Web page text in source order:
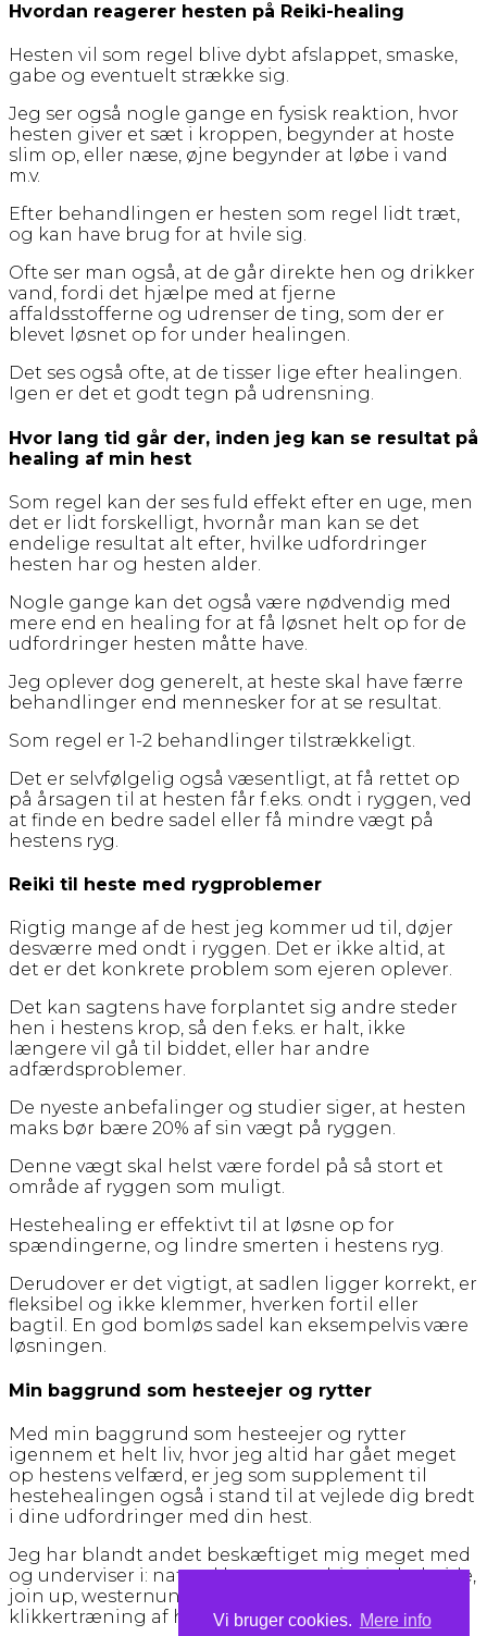
Vi bruger cookies. Mere info
Hvordan reagerer hesten på Reiki-healing
Hesten vil som regel blive dybt afslappet, smaske,
gabe og eventuelt strække sig.
Jeg ser også nogle gange en fysisk reaktion, hvor
hesten giver et sæt i kroppen, begynder at hoste
slim op, eller næse, øjne begynder at løbe i vand
m.v.
Efter behandlingen er hesten som regel lidt træt,
og kan have brug for at hvile sig.
Ofte ser man også, at de går direkte hen og drikker
vand, fordi det hjælpe med at fjerne
affaldsstofferne og udrenser de ting, som der er
blevet løsnet op for under healingen.
Det ses også ofte, at de tisser lige efter healingen.
Igen er det et godt tegn på udrensning.
Hvor lang tid går der, inden jeg kan se resultat på
healing af min hest
Som regel kan der ses fuld effekt efter en uge, men
det er lidt forskelligt, hvornår man kan se det
endelige resultat alt efter, hvilke udfordringer
hesten har og hesten alder.
Nogle gange kan det også være nødvendig med
mere end en healing for at få løsnet helt op for de
udfordringer hesten måtte have.
Jeg oplever dog generelt, at heste skal have færre
behandlinger end mennesker for at se resultat.
Som regel er 1-2 behandlinger tilstrækkeligt.
Det er selvfølgelig også væsentligt, at få rettet op
på årsagen til at hesten får f.eks. ondt i ryggen, ved
at finde en bedre sadel eller få mindre vægt på
hestens ryg.
Reiki til heste med rygproblemer
Rigtig mange af de hest jeg kommer ud til, døjer
desværre med ondt i ryggen. Det er ikke altid, at
det er det konkrete problem som ejeren oplever.
Det kan sagtens have forplantet sig andre steder
hen i hestens krop, så den f.eks. er halt, ikke
længere vil gå til biddet, eller har andre
adfærdsproblemer.
De nyeste anbefalinger og studier siger, at hesten
maks bør bære 20% af sin vægt på ryggen.
Denne vægt skal helst være fordel på så stort et
område af ryggen som muligt.
Hestehealing er effektivt til at løsne op for
spændingerne, og lindre smerten i hestens ryg.
Derudover er det vigtigt, at sadlen ligger korrekt, er
fleksibel og ikke klemmer, hverken fortil eller
bagtil. En god bomløs sadel kan eksempelvis være
løsningen.
Min baggrund som hesteejer og rytter
Med min baggrund som hesteejer og rytter
igennem et helt liv, hvor jeg altid har gået meget
op hestens velfærd, er jeg som supplement til
hestehealingen også i stand til at vejlede dig bredt
i dine udfordringer med din hest.
Jeg har blandt andet beskæftiget mig meget med
og underviser i: natural horsemanship, jordarbejde,
join up, westernundervisning, reining og
klikkertræning af heste.